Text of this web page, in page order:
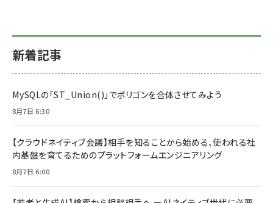
新着記事
MySQLの「ST_Union()」でポリゴンを合体させてみよう
8月7日 6:30
【クラウドネイティブ会議】相手を知ることから始める、使われる社
内基盤を育てるためのプラットフォームエンジニアリング
8月7日 6:00